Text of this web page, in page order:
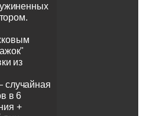
из
случайная
в 6
+